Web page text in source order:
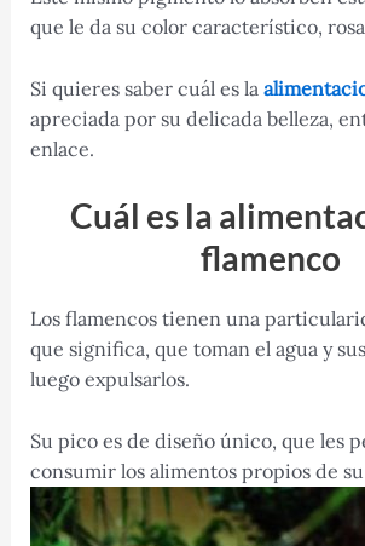
que le da su color característico,
Si quieres saber cuál es la
apreciada por su delicada belleza,
enlace.
Cuál es la
flamenco
Los flamencos tienen una
que significa, que toman el agua y
luego expulsarlos.
Su pico es de diseño único, que les
consumir los alimentos propios de